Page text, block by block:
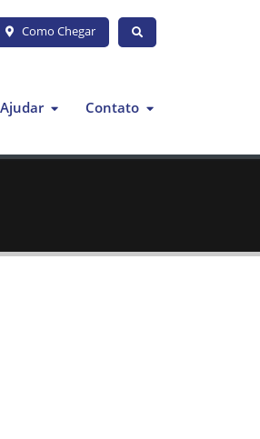
Como Chegar
Contato